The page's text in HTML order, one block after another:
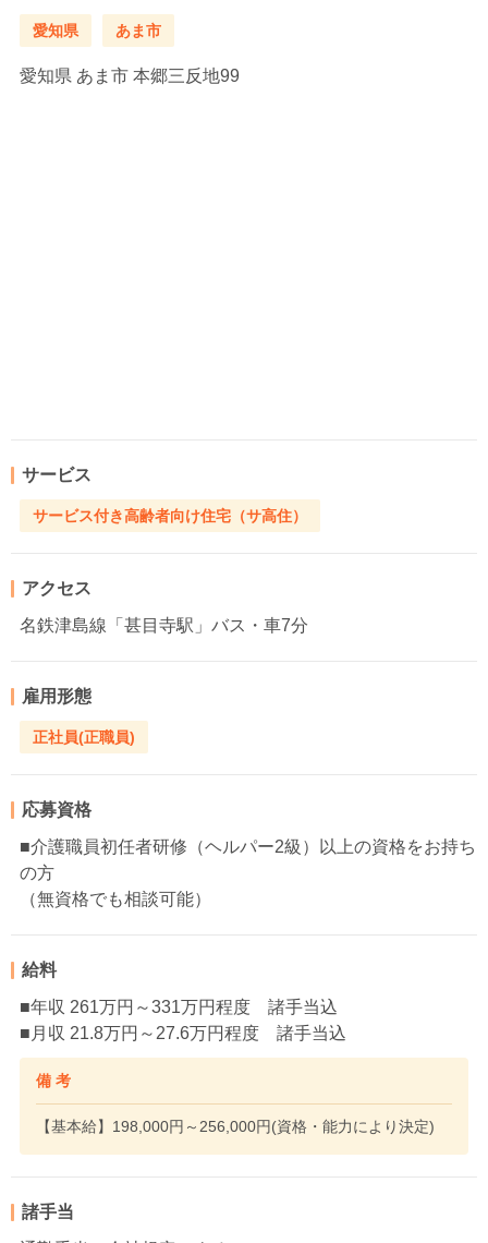
愛知県 あま市
愛知県 あま市 本郷三反地99
サービス
サービス付き高齢者向け住宅（サ高住）
アクセス
名鉄津島線「甚目寺駅」バス・車7分
雇用形態
正社員(正職員)
応募資格
■介護職員初任者研修（ヘルパー2級）以上の資格をお持ち
の方
（無資格でも相談可能）
給料
■年収 261万円～331万円程度 諸手当込
■月収 21.8万円～27.6万円程度 諸手当込
備 考
【基本給】198,000円～256,000円(資格・能力により決定)
諸手当